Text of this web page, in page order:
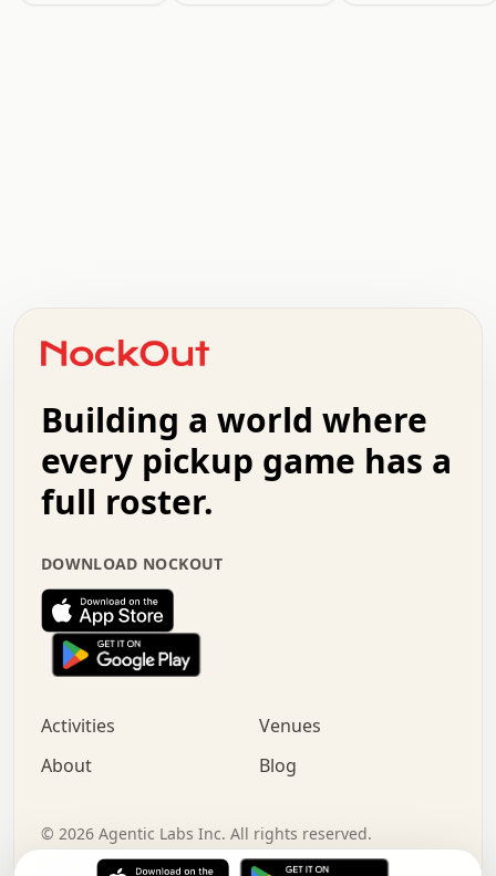
+   .   .   .   .   .   .   .   .   .   +   .   .
.   .   .   .   .   .   .   .   .   .   .   :   .
.   .   .   .   +   .   .   .   .   .   .   .   +
.   :   .   .   .   .   .   .   .   .   o   .   .
.   .   x   .   .   .   .   .   .   :   .   .   o
.   .   .   .   :   .   .   .   .   o   .   .   .
.   .   .   .   .   .   .   :   .   .   .   .   .
.   .   .   .   .   .   .   +   .   .   x   .   .
.   .   .   .   .   :   +   .   .   .   .   .   o
.   .   .   .   .   .   .   .   .   .   .   .   .
.   .   :   o   .   .   .   .   .   .   .   +   .
.   o   .   .   .   .   x   .   .   .   .   .   .
+   .   o   .   .   .   .   o   .   .   .   .
.   +   .   .   .   .   .   .   .   .   :   .   x
.   .   .   .   .   .   .   .   .   .   .   .   .   .
Building a world where
every pickup game has a
full roster.
DOWNLOAD NOCKOUT
Activities
Venues
About
Blog
© 2026 Agentic Labs Inc. All rights reserved.